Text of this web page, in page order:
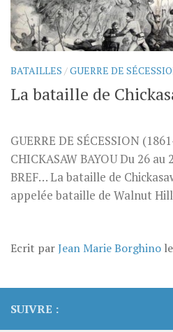
BATAILLES /GUERRE DE
La bataille de
GUERRE DE SÉCESSION
CHICKASAW BAYOU Du 26
BREF… La bataille de
appelée bataille de Walnut
Ecrit parJean Marie Borghino le
SUIVRE :